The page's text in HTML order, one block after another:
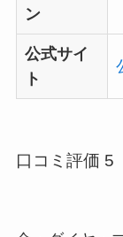
ン
公式サイ
ト
口コミ評価 5